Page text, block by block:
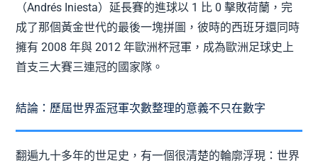
（Andrés Iniesta）延長賽的進球以 1 比 0 擊敗荷蘭，完
成了那個黃金世代的最後一塊拼圖，彼時的西班牙還同時
擁有 2008 年與 2012 年歐洲杯冠軍，成為歐洲足球史上
首支三大賽三連冠的國家隊。
結論：歷屆世界盃冠軍次數整理的意義不只在數字
翻遍九十多年的世足史，有一個很清楚的輪廓浮現：世界